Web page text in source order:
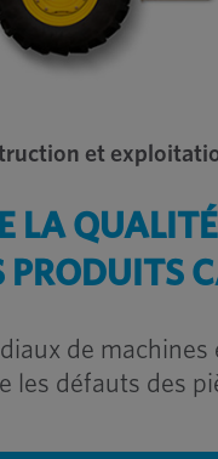
et
LA
PRODUITS
de
défauts des